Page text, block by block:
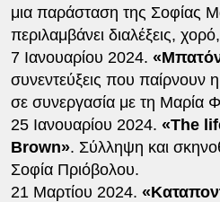
μια παράσταση της Σοφίας
περιλαμβάνει διαλέξεις,
7 Ιανουαρίου 2024.
συνεντεύξεις που παίρνουν
σε συνεργασία με τη Μαρία
25 Ιανουαρίου 2024. «The
Brown». Σύλληψη και
Σοφία Πριόβολου.
21 Μαρτίου 2024.